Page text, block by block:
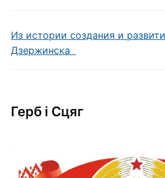
Из истории создания и
Дзержинска
Герб i Сцяг